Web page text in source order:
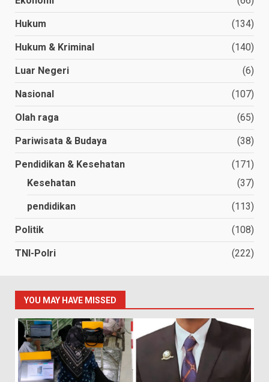
Hukum (134)
Hukum & Kriminal (140)
Luar Negeri (6)
Nasional (107)
Olah raga (65)
Pariwisata & Budaya (38)
Pendidikan & Kesehatan
(171)
Kesehatan
(37)
pendidikan (113)
Politik (108)
TNI-Polri (222)
YOU MAY HAVE MISSED